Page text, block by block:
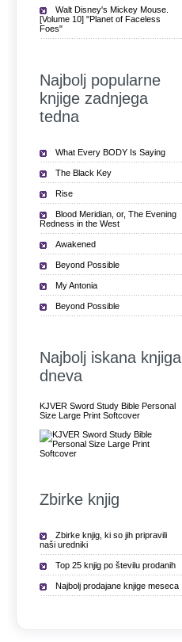
Walt Disney's Mickey Mouse.
[Volume 10] "Planet of Faceless
Foes"
Najbolj popularne
knjige zadnjega
tedna
What Every BODY Is Saying
The Black Key
Rise
Blood Meridian, or, The Evening
Redness in the West
Awakened
Beyond Possible
My Antonia
Beyond Possible
Najbolj iskana knjiga
dneva
KJVER Sword Study Bible Personal
Size Large Print Softcover
Zbirke knjig
Zbirke knjig, ki so jih pripravili
naši uredniki
Top 25 knjig po številu prodanih
Najbolj prodajane knjige meseca